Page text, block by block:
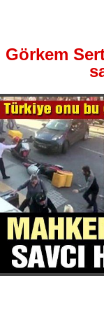
Görkem